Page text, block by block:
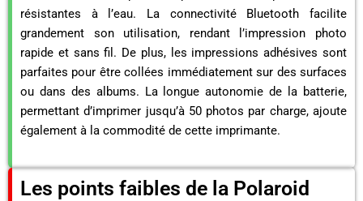
résistantes à l’eau. La connectivité Bluetooth facilite
grandement son utilisation, rendant l’impression photo
rapide et sans fil. De plus, les impressions adhésives sont
parfaites pour être collées immédiatement sur des surfaces
ou dans des albums. La longue autonomie de la batterie,
permettant d’imprimer jusqu’à 50 photos par charge, ajoute
également à la commodité de cette imprimante.
Les points faibles de la Polaroid